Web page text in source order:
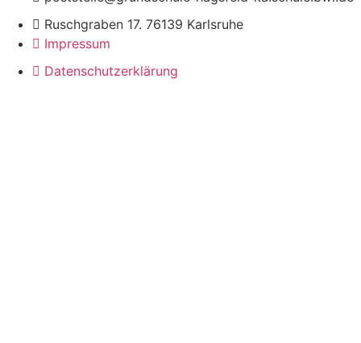
Ruschgraben 17. 76139 Karlsruhe
Impressum
Datenschutzerklärung